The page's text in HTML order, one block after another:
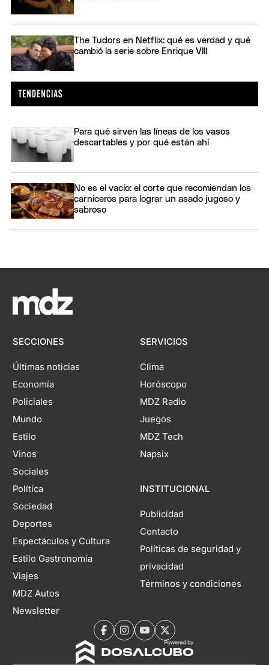
The Tudors en Netflix: qué es verdad y qué
cambió la serie sobre Enrique VIII
Para qué sirven las líneas de los vasos
descartables y por qué están ahí
No es el vacío: el corte que recomiendan los
carniceros para lograr un asado jugoso y
sabroso
SECCIONES
Últimas noticias
Economía
Policiales
Mundo
Estilo
Vinos
Sociales
Política
Sociedad
Deportes
Espectáculos y Cultura
Estilo Gastronomía
Viajes
MDZ Autos
Newsletter
SERVICIOS
Clima
Horóscopo
MDZ Radio
Juegos
MDZ Tech
Napsix
INSTITUCIONAL
Publicidad
Contacto
Políticas de seguridad y
privacidad
Términos y condiciones